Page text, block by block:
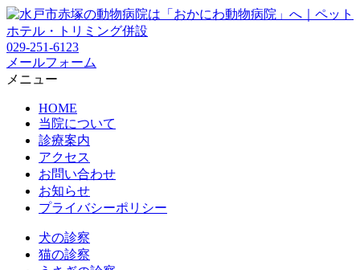
029-251-6123
メールフォーム
メニュー
HOME
当院について
診療案内
アクセス
お問い合わせ
お知らせ
プライバシーポリシー
犬の診察
猫の診察